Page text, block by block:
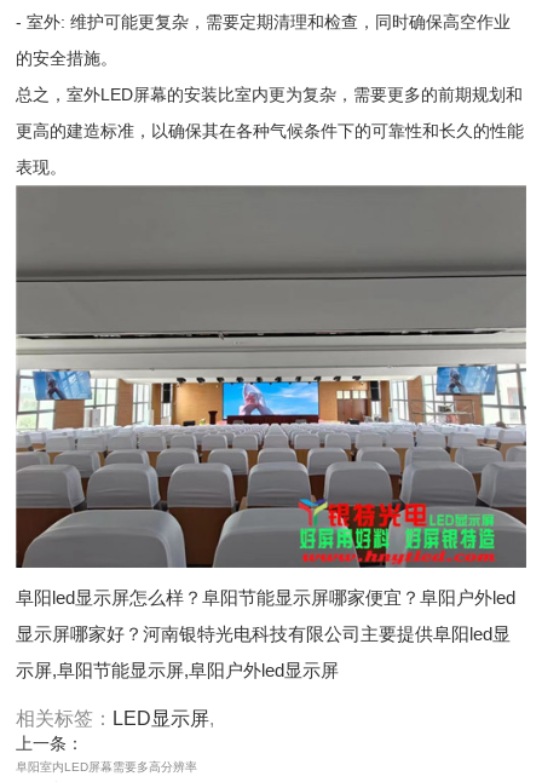
- 室外: 维护可能更复杂，需要定期清理和检查，同时确保高空作业
的安全措施。
总之，室外LED屏幕的安装比室内更为复杂，需要更多的前期规划和
更高的建造标准，以确保其在各种气候条件下的可靠性和长久的性能
表现。
阜阳led显示屏怎么样？阜阳节能显示屏哪家便宜？阜阳户外led
显示屏哪家好？河南银特光电科技有限公司主要提供阜阳led显
示屏,阜阳节能显示屏,阜阳户外led显示屏
相关标签： LED显示屏,
上一条：
阜阳室内LED屏幕需要多高分辨率